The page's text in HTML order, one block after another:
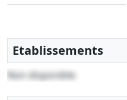
Etablissements
Non disponible